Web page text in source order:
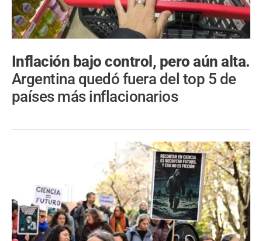
Inflación bajo control, pero aún alta.
Argentina quedó fuera del top 5 de
países más inflacionarios